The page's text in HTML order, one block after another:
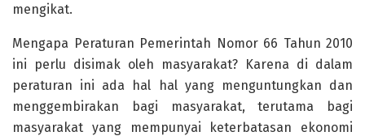
mengikat.
Mengapa Peraturan Pemerintah Nomor 66 Tahun 2010
ini perlu disimak oleh masyarakat? Karena di dalam
peraturan ini ada hal hal yang menguntungkan dan
menggembirakan bagi masyarakat, terutama bagi
masyarakat yang mempunyai keterbatasan ekonomi